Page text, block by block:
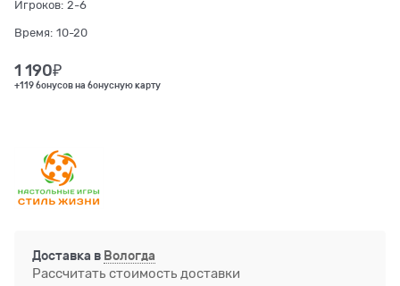
Игроков: 2-6
Время: 10-20
1 190₽
+119 бонусов на бонусную карту
Доставка в Вологда
Рассчитать стоимость доставки